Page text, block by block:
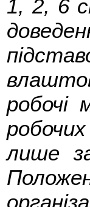
1, 2, 6
робочі
лише